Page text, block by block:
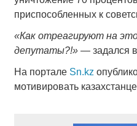
приспособленных к
«Как отреагируют на
депутаты?!»― задался
На портале Sn.kz
мотивировать